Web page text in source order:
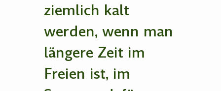
ziemlich kalt
werden, wenn man
längere Zeit im
Freien ist, im